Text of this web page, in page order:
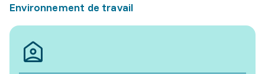
Environnement de travail